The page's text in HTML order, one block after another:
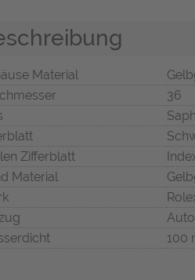
Material
36
Zifferblatt
Material
100